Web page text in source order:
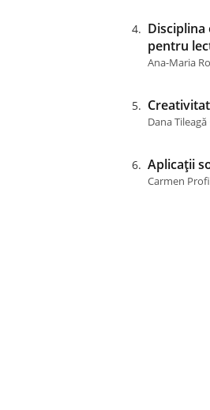
Disciplina
pentru
Ana-Maria
Dana
Aplicații
Carmen